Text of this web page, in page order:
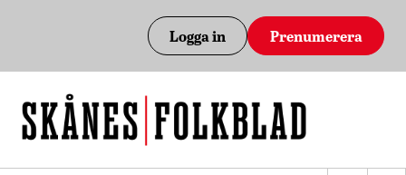
Logga in Prenumerera